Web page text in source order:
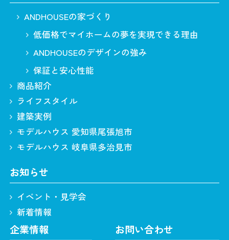
ANDHOUSEの家づくり
低価格でマイホームの夢を実現できる理由
ANDHOUSEのデザインの強み
保証と安心性能
商品紹介
ライフスタイル
建築実例
モデルハウス 愛知県尾張旭市
モデルハウス 岐阜県多治見市
お知らせ
イベント・見学会
新着情報
企業情報 お問い合わせ